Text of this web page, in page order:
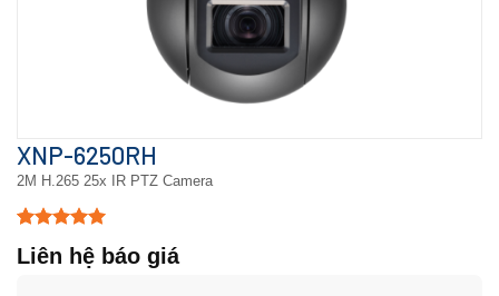
XNP-6250RH
2M H.265 25x IR PTZ Camera
dựa trên
Liên hệ báo giá